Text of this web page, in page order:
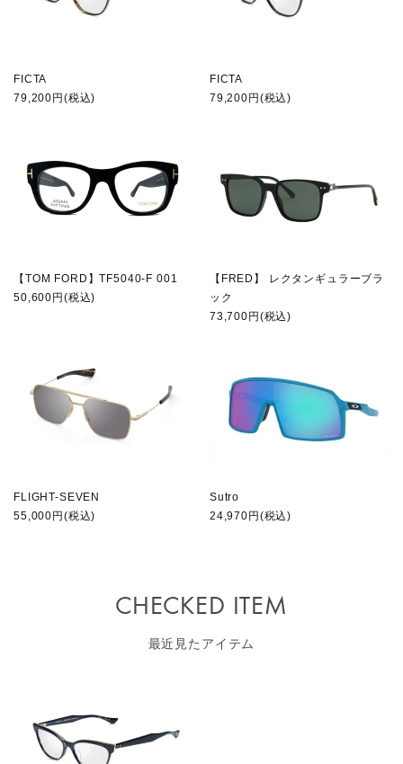
FICTA
79,200円(税込)
FICTA
79,200円(税込)
【TOM FORD】TF5040-F 001
50,600円(税込)
【FRED】 レクタンギュラーブラ
ック
73,700円(税込)
FLIGHT-SEVEN
55,000円(税込)
Sutro
24,970円(税込)
CHECKED ITEM
最近見たアイテム